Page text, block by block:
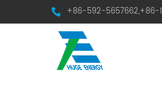
+86-592-5657662,+86-